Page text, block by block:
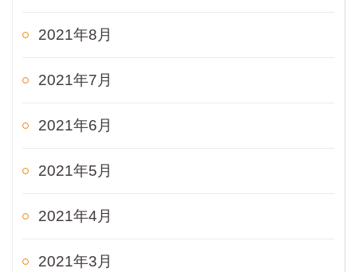
2021年8月
2021年7月
2021年6月
2021年5月
2021年4月
2021年3月